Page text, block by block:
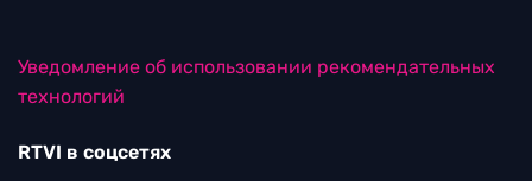
Уведомление об использовании рекомендательных
технологий
RTVI в соцсетях